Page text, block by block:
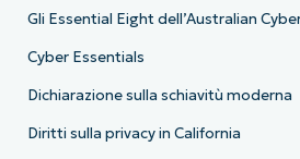
Gli Essential Eight dell’Australian
Cyber Essentials
Dichiarazione sulla schiavitù moderna
Diritti sulla privacy in California